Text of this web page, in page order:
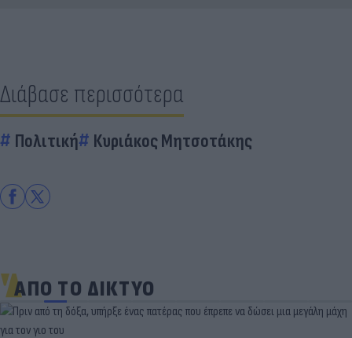
Διάβασε περισσότερα
Πολιτική Κυριάκος Μητσοτάκης
ΑΠΟ ΤΟ ΔΙΚΤΥΟ